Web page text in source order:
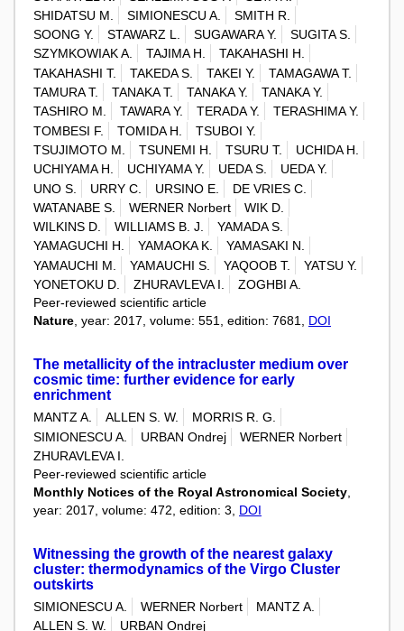
SHIDATSU M.
SIMIONESCU A.
SMITH R.
SOONG Y.
STAWARZ L. SUGAWARA Y.
SUGITA S.
SZYMKOWIAK A.
TAJIMA H.
TAKAHASHI H.
TAKAHASHI T.
TAKEDA S. TAKEI Y.
TAMAGAWA T.
TAMURA T.
TANAKA T. TANAKA Y.
TANAKA Y.
TASHIRO M.
TAWARA Y. TERADA Y.
TERASHIMA Y.
TOMBESI F.
TOMIDA H.
TSUBOI Y.
TSUJIMOTO M.
TSUNEMI H. TSURU T.
UCHIDA H.
UCHIYAMA H.
UCHIYAMA Y. UEDA S.
UEDA Y.
UNO S.
URRY C. URSINO E.
DE VRIES C.
WATANABE S.
WERNER Norbert
WIK D.
WILKINS D.
WILLIAMS B. J.
YAMADA S.
YAMAGUCHI H.
YAMAOKA K.
YAMASAKI N.
YAMAUCHI M.
YAMAUCHI S. YAQOOB T.
YATSU Y.
YONETOKU D.
ZHURAVLEVA I.
ZOGHBI A.
Peer-reviewed scientific article
Nature , year: 2017, volume: 551, edition: 7681, DOI
The metallicity of the intracluster medium over
cosmic time: further evidence for early
enrichment
MANTZ A. ALLEN S. W.
MORRIS R. G.
SIMIONESCU A.
URBAN Ondrej
WERNER Norbert
ZHURAVLEVA I.
Peer-reviewed scientific article
Monthly Notices of the Royal Astronomical Society
year: 2017, volume: 472, edition: 3, DOI
Witnessing the growth of the nearest galaxy
cluster: thermodynamics of the Virgo Cluster
outskirts
SIMIONESCU A. WERNER Norbert
MANTZ A.
ALLEN S. W.
URBAN Ondrej